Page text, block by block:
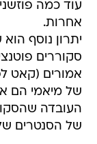
עוד כמה
אחרות.
יתרון נוסף
סקוררים
אמורים (קאט
של מיאמי הם
העובדה
של הסנטרים